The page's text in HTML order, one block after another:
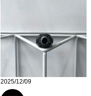
2025/12/09